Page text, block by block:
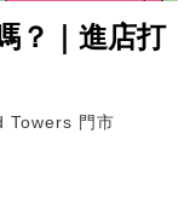
？｜進店打
Towers 門市